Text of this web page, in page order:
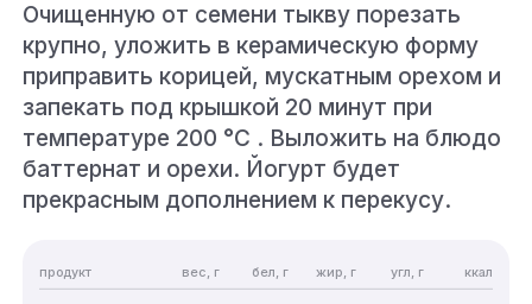
Очищенную от семени тыкву порезать
крупно, уложить в керамическую форму
приправить корицей, мускатным орехом и
запекать под крышкой 20 минут при
температуре 200 °C . Выложить на блюдо
баттернат и орехи. Йогурт будет
прекрасным дополнением к перекусу.
продукт вес, г бел, г жир, г угл, г ккал